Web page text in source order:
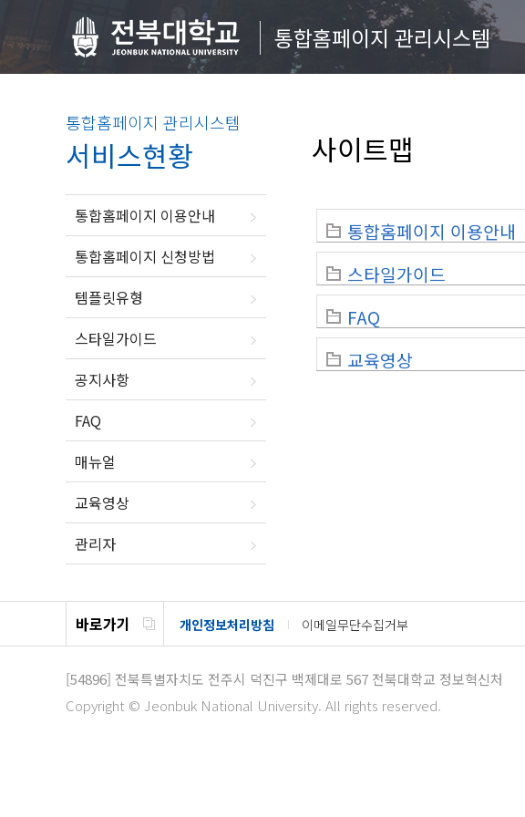
통합홈페이지 관리시스템
통합홈페이지 관리시스템
서비스현황
통합홈페이지 이용안내
통합홈페이지 신청방법
템플릿유형
스타일가이드
공지사항
FAQ
매뉴얼
교육영상
관리자
사이트맵
통합홈페이지 이용안내
스타일가이드
FAQ
교육영상
바로가기 개인정보처리방침 이메일무단수집거부
[54896] 전북특별자치도 전주시 덕진구 백제대로 567 전북대학교 정보혁신처
Copyright © Jeonbuk National University. All rights reserved.